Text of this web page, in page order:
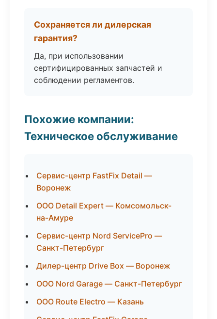
Сохраняется ли дилерская
гарантия?
Да, при использовании
сертифицированных запчастей и
соблюдении регламентов.
Похожие компании:
Техническое обслуживание
Сервис-центр FastFix Detail —
Воронеж
ООО Detail Expert — Комсомольск-
на-Амуре
Сервис-центр Nord ServicePro —
Санкт-Петербург
Дилер-центр Drive Box — Воронеж
ООО Nord Garage — Санкт-Петербург
ООО Route Electro — Казань